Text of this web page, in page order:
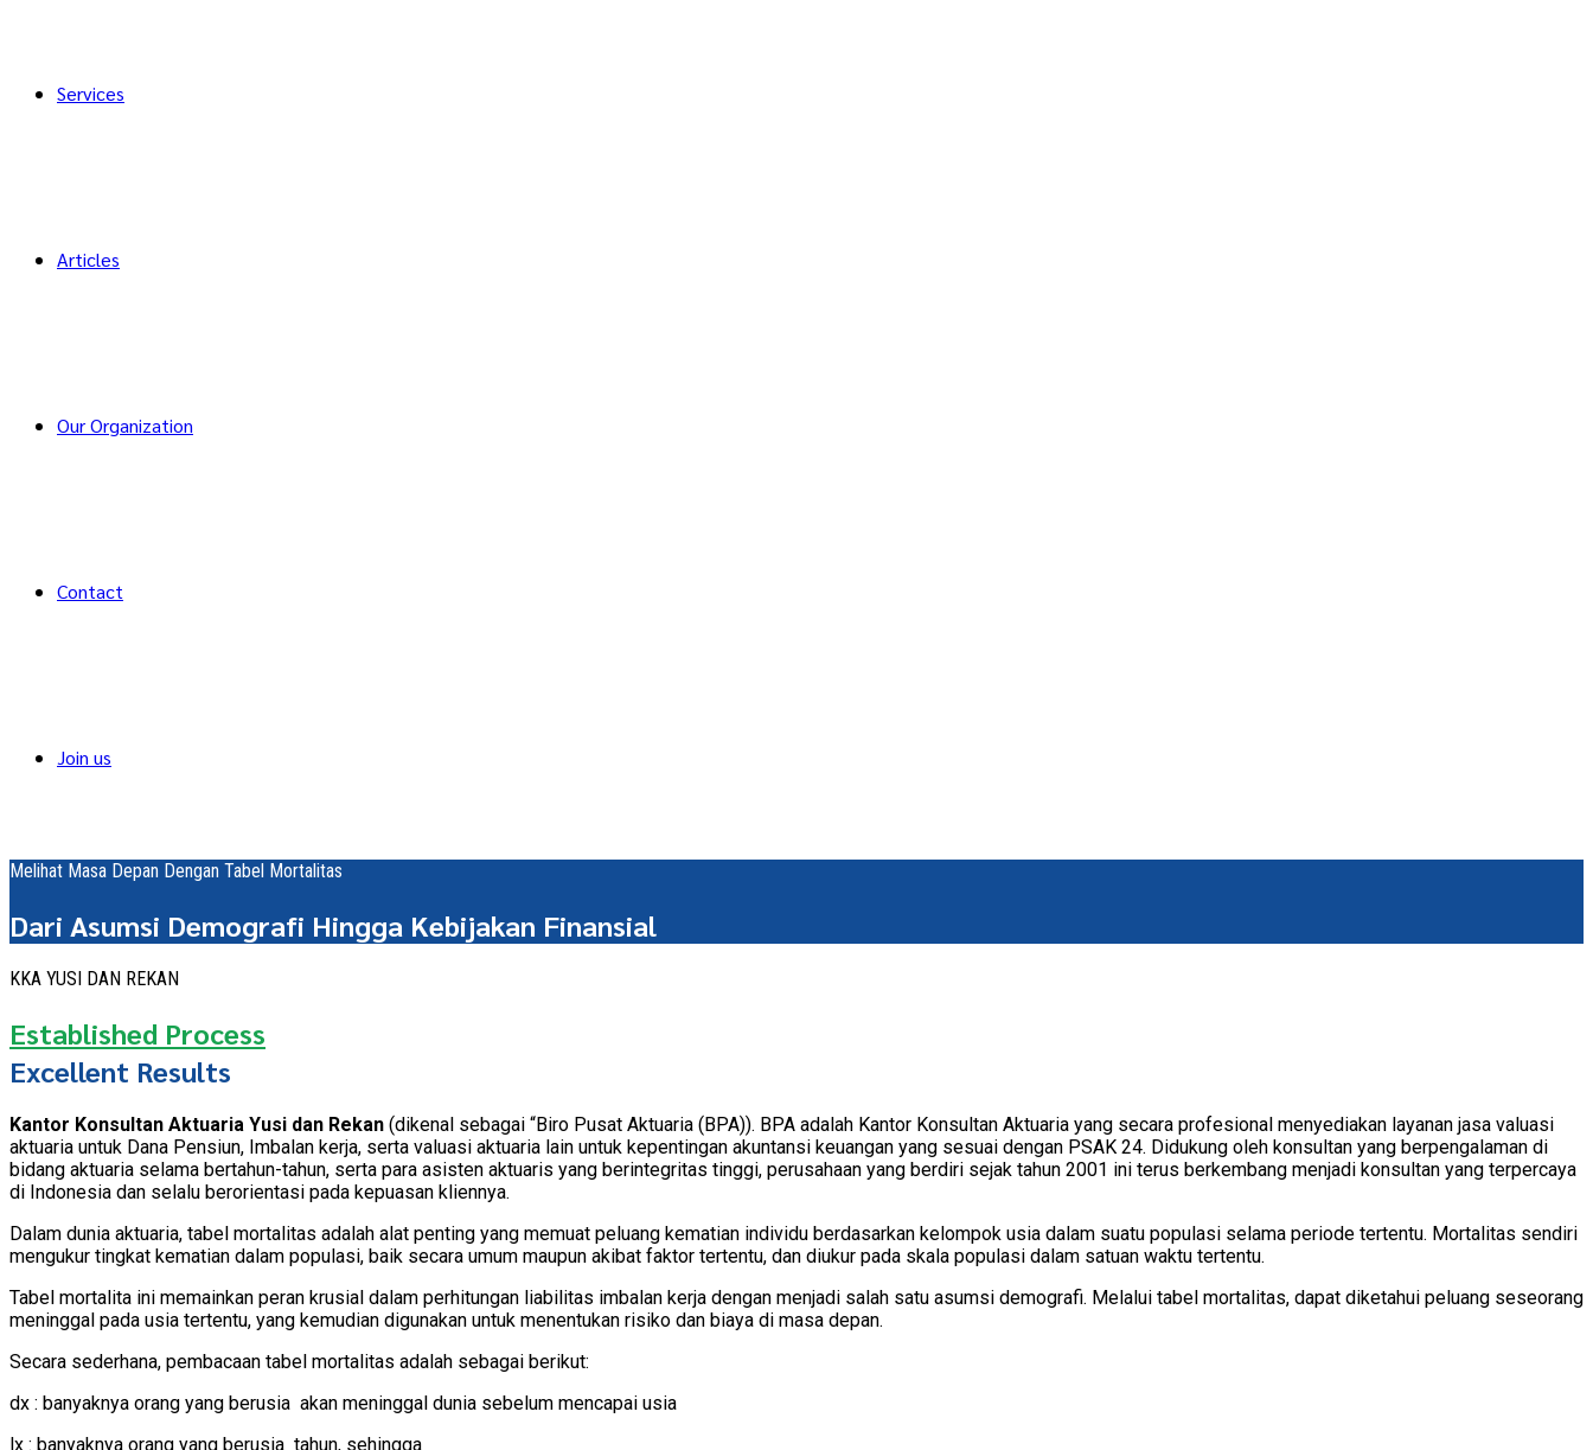
Services
Articles
Our Organization
Contact
Join us
Melihat Masa Depan Dengan Tabel Mortalitas
Dari Asumsi Demografi Hingga Kebijakan Finansial
KKA YUSI DAN REKAN
Established Process
Excellent Results
Kantor Konsultan Aktuaria Yusi dan Rekan (dikenal sebagai “Biro Pusat Aktuaria (BPA)). BPA adalah Kantor Konsultan Aktuaria yang secara profesional menyediakan layanan jasa valuasi
aktuaria untuk Dana Pensiun, Imbalan kerja, serta valuasi aktuaria lain untuk kepentingan akuntansi keuangan yang sesuai dengan PSAK 24. Didukung oleh konsultan yang berpengalaman di
bidang aktuaria selama bertahun-tahun, serta para asisten aktuaris yang berintegritas tinggi, perusahaan yang berdiri sejak tahun 2001 ini terus berkembang menjadi konsultan yang terpercaya
di Indonesia dan selalu berorientasi pada kepuasan kliennya.
Dalam dunia aktuaria, tabel mortalitas adalah alat penting yang memuat peluang kematian individu berdasarkan kelompok usia dalam suatu populasi selama periode tertentu. Mortalitas sendiri
mengukur tingkat kematian dalam populasi, baik secara umum maupun akibat faktor tertentu, dan diukur pada skala populasi dalam satuan waktu tertentu.
Tabel mortalita ini memainkan peran krusial dalam perhitungan liabilitas imbalan kerja dengan menjadi salah satu asumsi demografi. Melalui tabel mortalitas, dapat diketahui peluang seseorang
meninggal pada usia tertentu, yang kemudian digunakan untuk menentukan risiko dan biaya di masa depan.
Secara sederhana, pembacaan tabel mortalitas adalah sebagai berikut:
dx : banyaknya orang yang berusia akan meninggal dunia sebelum mencapai usia
lx : banyaknya orang yang berusia tahun, sehingga